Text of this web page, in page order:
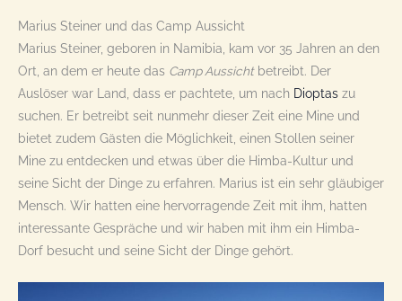
Marius Steiner und das Camp Aussicht
Marius Steiner, geboren in Namibia, kam vor 35 Jahren an den
Ort, an dem er heute das Camp Aussichtbetreibt. Der
Auslöser war Land, dass er pachtete, um nach Dioptas zu
suchen. Er betreibt seit nunmehr dieser Zeit eine Mine und
bietet zudem Gästen die Möglichkeit, einen Stollen seiner
Mine zu entdecken und etwas über die Himba-Kultur und
seine Sicht der Dinge zu erfahren. Marius ist ein sehr gläubiger
Mensch. Wir hatten eine hervorragende Zeit mit ihm, hatten
interessante Gespräche und wir haben mit ihm ein Himba-
Dorf besucht und seine Sicht der Dinge gehört.